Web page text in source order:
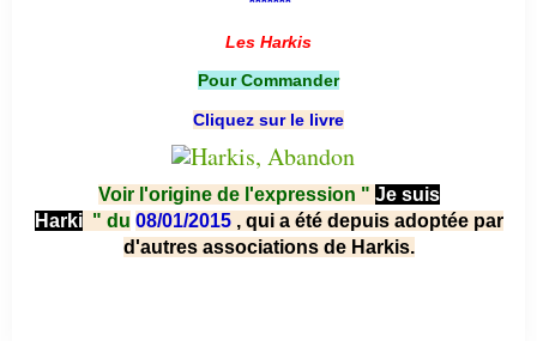
Les Harkis
Pour Commander
Cliquez sur le livre
Voir l'origine de l'expression " Je suis
Harki " du 08/01/2015 , qui a été depuis adoptée par
d'autres associations de Harkis.